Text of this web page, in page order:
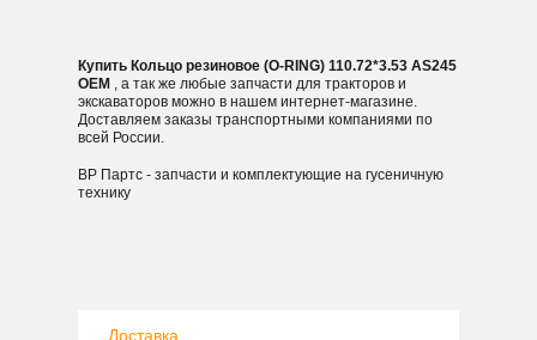
Купить Кольцо резиновое (O-RING) 110.72*3.53 AS245
OEM , а так же любые запчасти для тракторов и
экскаваторов можно в нашем интернет-магазине.
Доставляем заказы транспортными компаниями по
всей России.
ВР Партс - запчасти и комплектующие на гусеничную
технику
Доставка